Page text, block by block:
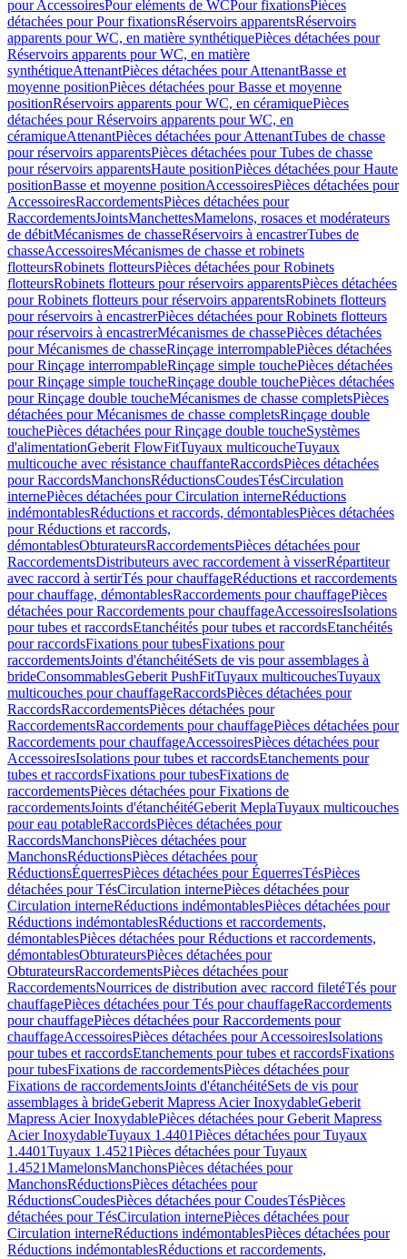
pour AccessoiresPour eléments de WCPour fixationsPièces
détachées pour Pour fixationsRéservoirs apparentsRéservoirs
apparents pour WC, en matière synthétiquePièces détachées pour
Réservoirs apparents pour WC, en matière
synthétiqueAttenantPièces détachées pour AttenantBasse et
moyenne positionPièces détachées pour Basse et moyenne
positionRéservoirs apparents pour WC, en céramiquePièces
détachées pour Réservoirs apparents pour WC, en
céramiqueAttenantPièces détachées pour AttenantTubes de chasse
pour réservoirs apparentsPièces détachées pour Tubes de chasse
pour réservoirs apparentsHaute positionPièces détachées pour Haute
positionBasse et moyenne positionAccessoiresPièces détachées pour
AccessoiresRaccordementsPièces détachées pour
RaccordementsJointsManchettesMamelons, rosaces et modérateurs
de débitMécanismes de chasseRéservoirs à encastrerTubes de
chasseAccessoiresMécanismes de chasse et robinets
flotteursRobinets flotteursPièces détachées pour Robinets
flotteursRobinets flotteurs pour réservoirs apparentsPièces détachées
pour Robinets flotteurs pour réservoirs apparentsRobinets flotteurs
pour réservoirs à encastrerPièces détachées pour Robinets flotteurs
pour réservoirs à encastrerMécanismes de chassePièces détachées
pour Mécanismes de chasseRinçage interrompablePièces détachées
pour Rinçage interrompableRinçage simple touchePièces détachées
pour Rinçage simple toucheRinçage double touchePièces détachées
pour Rinçage double toucheMécanismes de chasse completsPièces
détachées pour Mécanismes de chasse completsRinçage double
touchePièces détachées pour Rinçage double toucheSystèmes
d'alimentationGeberit FlowFitTuyaux multicoucheTuyaux
multicouche avec résistance chauffanteRaccordsPièces détachées
pour RaccordsManchonsRéductionsCoudesTésCirculation
internePièces détachées pour Circulation interneRéductions
indémontablesRéductions et raccords, démontablesPièces détachées
pour Réductions et raccords,
démontablesObturateursRaccordementsPièces détachées pour
RaccordementsDistributeurs avec raccordement à visserRépartiteur
avec raccord à sertirTés pour chauffageRéductions et raccordements
pour chauffage, démontablesRaccordements pour chauffagePièces
détachées pour Raccordements pour chauffageAccessoiresIsolations
pour tubes et raccordsEtanchéités pour tubes et raccordsEtanchéités
pour raccordsFixations pour tubesFixations pour
raccordementsJoints d'étanchéitéSets de vis pour assemblages à
brideConsommablesGeberit PushFitTuyaux multicouchesTuyaux
multicouches pour chauffageRaccordsPièces détachées pour
RaccordsRaccordementsPièces détachées pour
RaccordementsRaccordements pour chauffagePièces détachées pour
Raccordements pour chauffageAccessoiresPièces détachées pour
AccessoiresIsolations pour tubes et raccordsEtanchements pour
tubes et raccordsFixations pour tubesFixations de
raccordementsPièces détachées pour Fixations de
raccordementsJoints d'étanchéitéGeberit MeplaTuyaux multicouches
pour eau potableRaccordsPièces détachées pour
RaccordsManchonsPièces détachées pour
ManchonsRéductionsPièces détachées pour
RéductionsÉquerresPièces détachées pour ÉquerresTésPièces
détachées pour TésCirculation internePièces détachées pour
Circulation interneRéductions indémontablesPièces détachées pour
Réductions indémontablesRéductions et raccordements,
démontablesPièces détachées pour Réductions et raccordements,
démontablesObturateursPièces détachées pour
ObturateursRaccordementsPièces détachées pour
RaccordementsNourrices de distribution avec raccord filetéTés pour
chauffagePièces détachées pour Tés pour chauffageRaccordements
pour chauffagePièces détachées pour Raccordements pour
chauffageAccessoiresPièces détachées pour AccessoiresIsolations
pour tubes et raccordsEtanchements pour tubes et raccordsFixations
pour tubesFixations de raccordementsPièces détachées pour
Fixations de raccordementsJoints d'étanchéitéSets de vis pour
assemblages à brideGeberit Mapress Acier InoxydableGeberit
Mapress Acier InoxydablePièces détachées pour Geberit Mapress
Acier InoxydableTuyaux 1.4401Pièces détachées pour Tuyaux
1.4401Tuyaux 1.4521Pièces détachées pour Tuyaux
1.4521MamelonsManchonsPièces détachées pour
ManchonsRéductionsPièces détachées pour
RéductionsCoudesPièces détachées pour CoudesTésPièces
détachées pour TésCirculation internePièces détachées pour
Circulation interneRéductions indémontablesPièces détachées pour
Réductions indémontablesRéductions et raccordements,